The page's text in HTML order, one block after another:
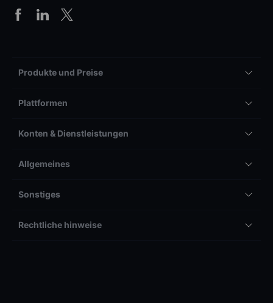
Produkte und Preise
Plattformen
Konten & Dienstleistungen
Allgemeines
Sonstiges
Rechtliche hinweise